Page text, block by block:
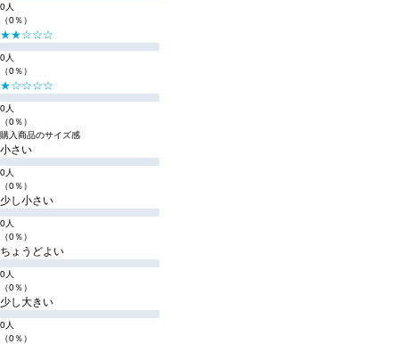
0人
（0％）
★★☆☆☆
0人
（0％）
★☆☆☆☆
0人
（0％）
購入商品のサイズ感
小さい
0人
（0％）
少し小さい
0人
（0％）
ちょうどよい
0人
（0％）
少し大きい
0人
（0％）